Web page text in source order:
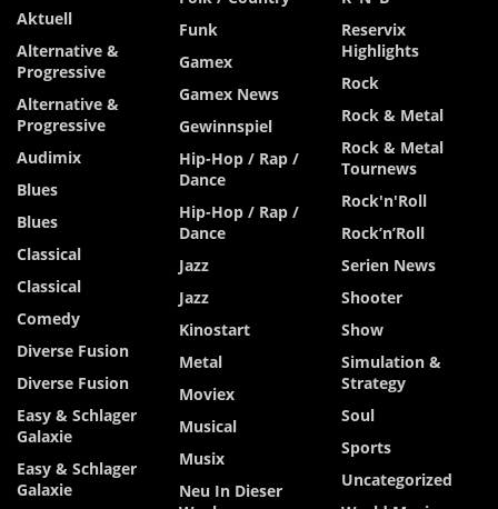
Aktuell
Alternative &
Progressive
Alternative &
Progressive
Audimix
Blues
Blues
Classical
Classical
Comedy
Diverse Fusion
Diverse Fusion
Easy & Schlager
Galaxie
Easy & Schlager
Galaxie
Funk
Gamex
Gamex News
Gewinnspiel
Hip-Hop / Rap /
Dance
Hip-Hop / Rap /
Dance
Jazz
Jazz
Kinostart
Metal
Moviex
Musical
Musix
Neu In Dieser
Reservix
Highlights
Rock
Rock & Metal
Rock & Metal
Tournews
Rock'n'Roll
Rock’n’Roll
Serien News
Shooter
Show
Simulation &
Strategy
Soul
Sports
Uncategorized